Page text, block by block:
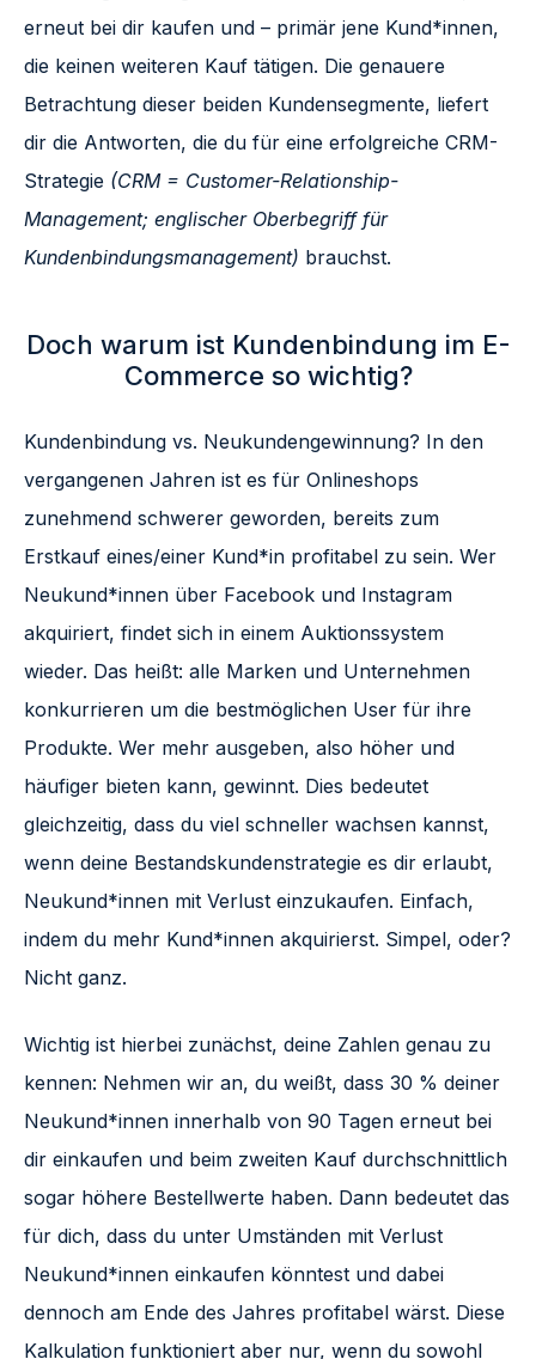
erneut bei dir kaufen und – primär jene Kund*innen,
die keinen weiteren Kauf tätigen. Die genauere
Betrachtung dieser beiden Kundensegmente, liefert
dir die Antworten, die du für eine erfolgreiche CRM-
Strategie (CRM = Customer-Relationship-
Management; englischer Oberbegriff für
Kundenbindungsmanagement) brauchst.
Doch warum ist Kundenbindung im E-
Commerce so wichtig?
Kundenbindung vs. Neukundengewinnung? In den
vergangenen Jahren ist es für Onlineshops
zunehmend schwerer geworden, bereits zum
Erstkauf eines/einer Kund*in profitabel zu sein. Wer
Neukund*innen über Facebook und Instagram
akquiriert, findet sich in einem Auktionssystem
wieder. Das heißt: alle Marken und Unternehmen
konkurrieren um die bestmöglichen User für ihre
Produkte. Wer mehr ausgeben, also höher und
häufiger bieten kann, gewinnt. Dies bedeutet
gleichzeitig, dass du viel schneller wachsen kannst,
wenn deine Bestandskundenstrategie es dir erlaubt,
Neukund*innen mit Verlust einzukaufen. Einfach,
indem du mehr Kund*innen akquirierst. Simpel, oder?
Nicht ganz.
Wichtig ist hierbei zunächst, deine Zahlen genau zu
kennen: Nehmen wir an, du weißt, dass 30 % deiner
Neukund*innen innerhalb von 90 Tagen erneut bei
dir einkaufen und beim zweiten Kauf durchschnittlich
sogar höhere Bestellwerte haben. Dann bedeutet das
für dich, dass du unter Umständen mit Verlust
Neukund*innen einkaufen könntest und dabei
dennoch am Ende des Jahres profitabel wärst. Diese
Kalkulation funktioniert aber nur, wenn du sowohl